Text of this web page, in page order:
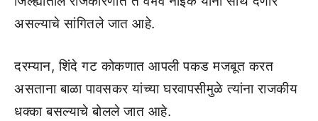
असल्याचे सांगितले जात आहे.
दरम्यान, शिंदे गट कोकणात आपली पकड मजबूत करत
असताना बाळा पावसकर यांच्या घरवापसीमुळे त्यांना राजकीय
धक्का बसल्याचे बोलले जात आहे.